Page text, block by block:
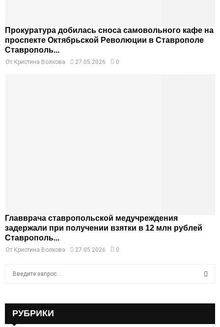
Прокуратура добилась сноса самовольного кафе на
проспекте Октябрьской Революции в Ставрополе
Ставрополь...
От Кристина Волкова 27.05.2026 0
Главврача ставропольской медучреждения
задержали при получении взятки в 12 млн рублей
Ставрополь...
От Кристина Волкова 27.05.2026 0
РУБРИКИ